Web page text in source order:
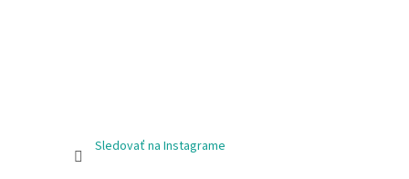
Sledovať na Instagrame